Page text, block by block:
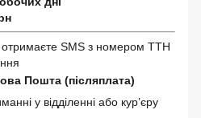
отримаєте SMS з номером ТТН
Пошта (післяплата)
у відділенні або кур’єру